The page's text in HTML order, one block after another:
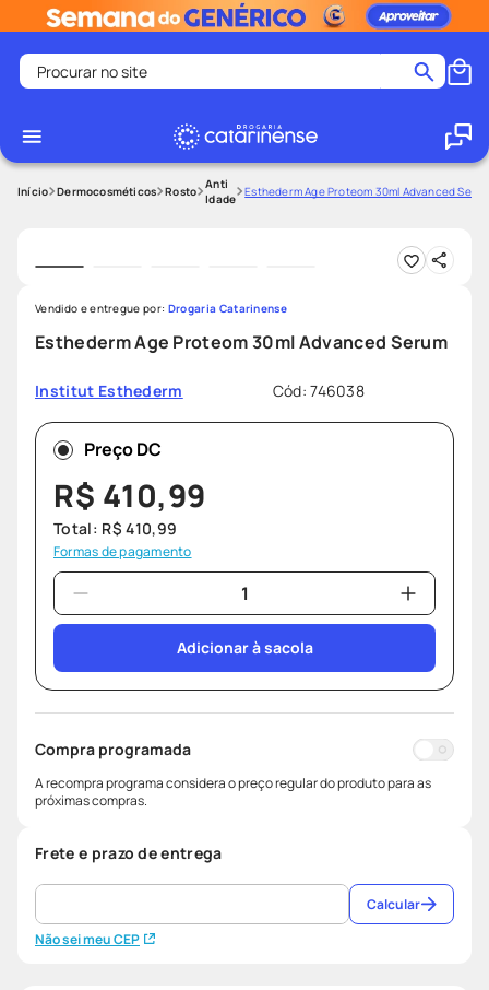
Procurar no site
1
2 º
medley
lenço umedecido
8º
sabonete liquido
9º
desodorante
protetor solar
Dermocosméticos Rosto Anti
Idade Esthederm Age Proteom 30ml Advanced
Esthederm Age Proteom 30ml Advanced Serum
Institut Esthederm Cód:746038
Vendido e entregue por: Drogaria Catarinense
Preço DC
R$ 410,99
Total: R$ 410,99
Formas de pagamento
Adicionar à sacola
Compra programada
A recompra programa considera o preço regular do produto para as
próximas compras.
Frete e prazo de entrega
Não sei meu CEP
Calcular